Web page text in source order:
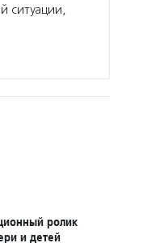
ситуации,
ролик
и детей